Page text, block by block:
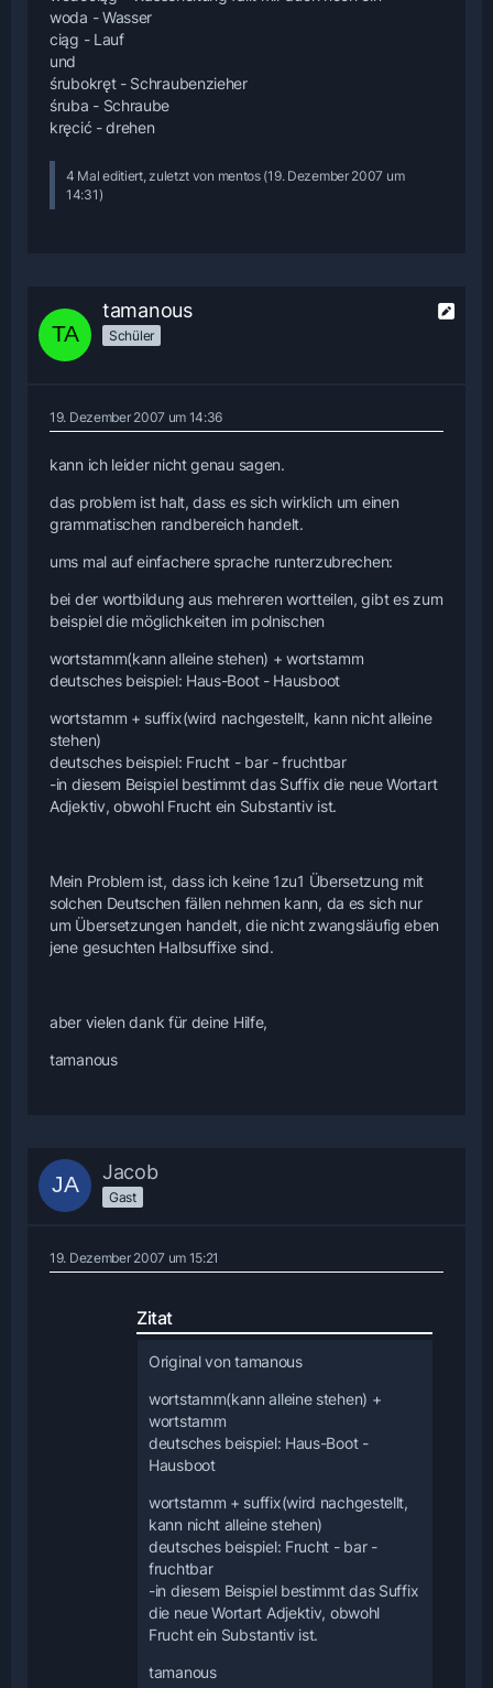
woda - Wasser
ciąg - Lauf
und
śrubokręt - Schraubenzieher
śruba - Schraube
kręcić - drehen
4 Mal editiert, zuletzt von mentos (19. Dezember 2007 um
14:31 )
tamanous
Schüler
19. Dezember 2007 um 14:36
kann ich leider nicht genau sagen.
das problem ist halt, dass es sich wirklich um einen
grammatischen randbereich handelt.
ums mal auf einfachere sprache runterzubrechen:
bei der wortbildung aus mehreren wortteilen, gibt es zum
beispiel die möglichkeiten im polnischen
wortstamm(kann alleine stehen) + wortstamm
deutsches beispiel: Haus-Boot - Hausboot
wortstamm + suffix(wird nachgestellt, kann nicht alleine
stehen)
deutsches beispiel: Frucht - bar - fruchtbar
-in diesem Beispiel bestimmt das Suffix die neue Wortart
Adjektiv, obwohl Frucht ein Substantiv ist.
Mein Problem ist, dass ich keine 1zu1 Übersetzung mit
solchen Deutschen fällen nehmen kann, da es sich nur
um Übersetzungen handelt, die nicht zwangsläufig eben
jene gesuchten Halbsuffixe sind.
aber vielen dank für deine Hilfe,
tamanous
Jacob
Gast
19. Dezember 2007 um 15:21
Zitat
Original von tamanous
wortstamm(kann alleine stehen) +
wortstamm
deutsches beispiel: Haus-Boot -
Hausboot
wortstamm + suffix(wird nachgestellt,
kann nicht alleine stehen)
deutsches beispiel: Frucht - bar -
fruchtbar
-in diesem Beispiel bestimmt das Suffix
die neue Wortart Adjektiv, obwohl
Frucht ein Substantiv ist.
tamanous